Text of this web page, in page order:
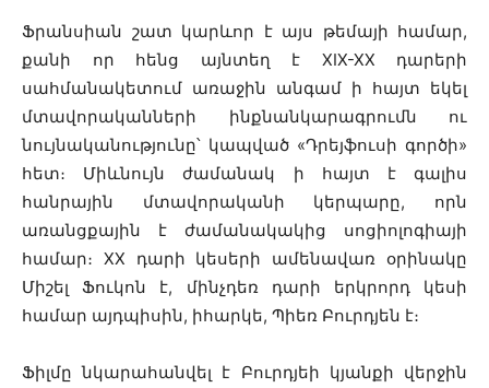
Ֆրանսիան շատ կարևոր է այս թեմայի համար,
քանի որ հենց այնտեղ է XIX-XX դարերի
սահմանակետում առաջին անգամ ի հայտ եկել
մտավորականների ինքնանկարագրումն ու
նույնականությունը՝ կապված «Դրեյֆուսի գործի»
հետ։ Միևնույն ժամանակ ի հայտ է գալիս
հանրային մտավորականի կերպարը, որն
առանցքային է ժամանակակից սոցիոլոգիայի
համար։ XX դարի կեսերի ամենավառ օրինակը
Միշել Ֆուկոն է, մինչդեռ դարի երկրորդ կեսի
համար այդպիսին, իհարկե, Պիեռ Բուրդյեն է։
Ֆիլմը նկարահանվել է Բուրդյեի կյանքի վերջին